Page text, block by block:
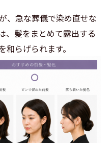
、急な葬儀で染め直せな
、髪をまとめて露出する
らげられます。